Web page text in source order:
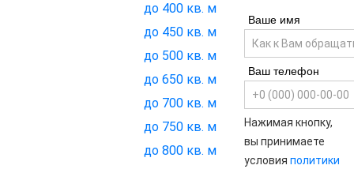
Ваше имя
Ваш телефон
Нажимая кнопку,
вы принимаете
условия политики
до 400 кв. м
до 450 кв. м
до 500 кв. м
до 650 кв. м
до 700 кв. м
до 750 кв. м
до 800 кв. м